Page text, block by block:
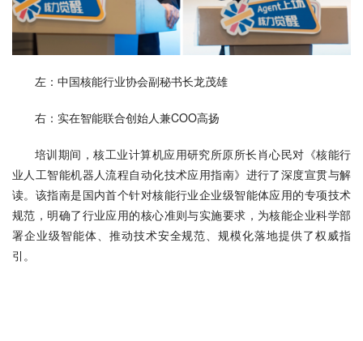
左：中国核能行业协会副秘书长龙茂雄
右：实在智能联合创始人兼COO高扬
培训期间，核工业计算机应用研究所原所长肖心民对《核能行
业人工智能机器人流程自动化技术应用指南》进行了深度宣贯与解
读。该指南是国内首个针对核能行业企业级智能体应用的专项技术
规范，明确了行业应用的核心准则与实施要求，为核能企业科学部
署企业级智能体、推动技术安全规范、规模化落地提供了权威指
引。